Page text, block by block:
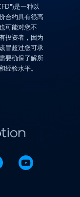
是一种以
合约具有很高
可能对您不
投资者，因为
冒超过您可承
要确保了解所
验水平。